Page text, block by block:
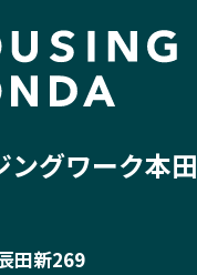
グワーク本田
田新269